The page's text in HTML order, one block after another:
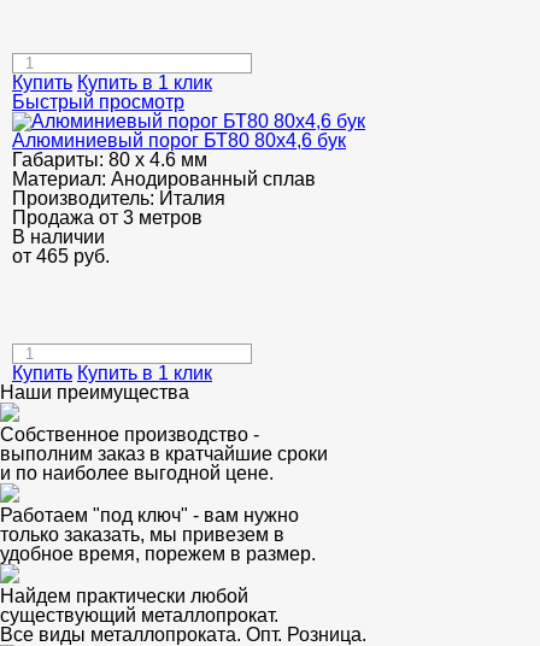
Купить Купить в 1 клик
Быстрый просмотр
Алюминиевый порог БТ80 80х4,6 бук
Габариты: 80 х 4.6 мм
Материал: Анодированный сплав
Производитель: Италия
Продажа от 3 метров
В наличии
от 465 руб.
Купить Купить в 1 клик
Наши преимущества
Собственное производство -
выполним заказ в кратчайшие сроки
и по наиболее выгодной цене.
Работаем "под ключ" - вам нужно
только заказать, мы привезем в
удобное время, порежем в размер.
Найдем практически любой
существующий металлопрокат.
Все виды металлопроката. Опт. Розница.